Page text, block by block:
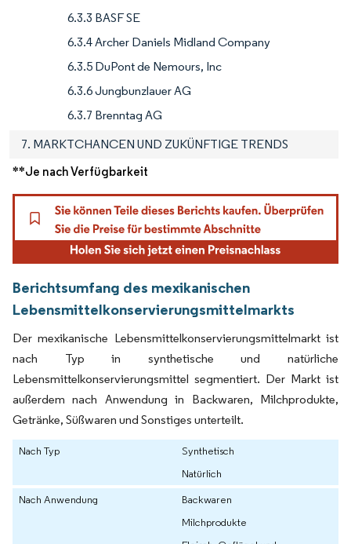
6.3.3 BASF SE
6.3.4 Archer Daniels Midland Company
6.3.5 DuPont de Nemours, Inc
6.3.6 Jungbunzlauer AG
6.3.7 Brenntag AG
7. MARKTCHANCEN UND ZUKÜNFTIGE TRENDS
**Je nach Verfügbarkeit
Berichtsumfang des mexikanischen
Lebensmittelkonservierungsmittelmarkts
Der mexikanische Lebensmittelkonservierungsmittelmarkt ist
nach Typ in synthetische und natürliche
Lebensmittelkonservierungsmittel segmentiert. Der Markt ist
außerdem nach Anwendung in Backwaren, Milchprodukte,
Getränke, Süßwaren und Sonstiges unterteilt.
Nach Typ
Synthetisch
Natürlich
Nach Anwendung
Backwaren
Milchprodukte